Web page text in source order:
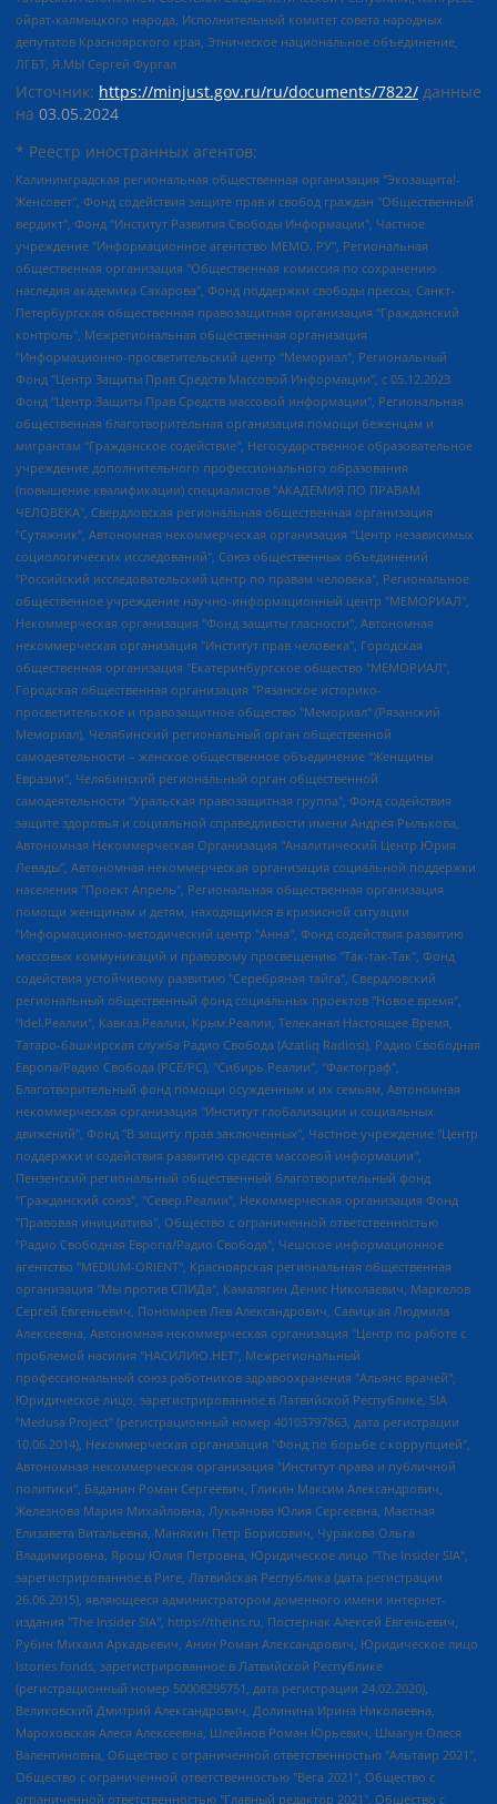
ойрат-калмыцкого народа, Исполнительный комитет совета народных
депутатов Красноярского края, Этническое национальное объединение,
ЛГБТ, Я.МЫ Сергей Фургал
Источник: https://minjust.gov.ru/ru/documents/7822/ данные
на 03.05.2024
* Реестр иностранных агентов:
Калининградская региональная общественная организация "Экозащита!-Женсовет", Фонд содействия защите прав и свобод граждан "Общественный вердикт", Фонд "Институт Развития Свободы Информации", Частное учреждение "Информационное агентство МЕМО. РУ", Региональная общественная организация "Общественная комиссия по сохранению наследия академика Сахарова", Фонд поддержки свободы прессы, Санкт-Петербургская общественная правозащитная организация "Гражданский контроль", Межрегиональная общественная организация "Информационно-просветительский центр "Мемориал", Региональный Фонд "Центр Защиты Прав Средств Массовой Информации", с 05.12.2023 Фонд "Центр Защиты Прав Средств массовой информации", Региональная общественная благотворительная организация помощи беженцам и мигрантам "Гражданское содействие", Негосударственное образовательное учреждение дополнительного профессионального образования (повышение квалификации) специалистов "АКАДЕМИЯ ПО ПРАВАМ ЧЕЛОВЕКА", Свердловская региональная общественная организация "Сутяжник", Автономная некоммерческая организация "Центр независимых социологических исследований", Союз общественных объединений "Российский исследовательский центр по правам человека", Региональное общественное учреждение научно-информационный центр "МЕМОРИАЛ", Некоммерческая организация "Фонд защиты гласности", Автономная некоммерческая организация "Институт прав человека", Городская общественная организация "Екатеринбургское общество "МЕМОРИАЛ", Городская общественная организация "Рязанское историко-просветительское и правозащитное общество "Мемориал" (Рязанский Мемориал), Челябинский региональный орган общественной самодеятельности – женское общественное объединение "Женщины Евразии", Челябинский региональный орган общественной самодеятельности "Уральская правозащитная группа", Фонд содействия защите здоровья и социальной справедливости имени Андрея Рылькова, Автономная Некоммерческая Организация "Аналитический Центр Юрия Левады", Автономная некоммерческая организация социальной поддержки населения "Проект Апрель", Региональная общественная организация помощи женщинам и детям, находящимся в кризисной ситуации "Информационно-методический центр "Анна", Фонд содействия развитию массовых коммуникаций и правовому просвещению "Так-так-Так", Фонд содействия устойчивому развитию "Серебряная тайга", Свердловский региональный общественный фонд социальных проектов "Новое время", "Idel.Реалии", Кавказ.Реалии, Крым.Реалии, Телеканал Настоящее Время, Татаро-башкирская служба Радио Свобода (Azatliq Radiosi), Радио Свободная Европа/Радио Свобода (PCE/PC), "Сибирь.Реалии", "Фактограф", Благотворительный фонд помощи осужденным и их семьям, Автономная некоммерческая организация "Институт глобализации и социальных движений", Фонд "В защиту прав заключенных", Частное учреждение "Центр поддержки и содействия развитию средств массовой информации", Пензенский региональный общественный благотворительный фонд "Гражданский союз", "Север.Реалии", Некоммерческая организация Фонд "Правовая инициатива", Общество с ограниченной ответственностью "Радио Свободная Европа/Радио Свобода", Чешское информационное агентство "MEDIUM-ORIENT", Красноярская региональная общественная организация "Мы против СПИДа", Камалягин Денис Николаевич, Маркелов Сергей Евгеньевич, Пономарев Лев Александрович, Савицкая Людмила Алексеевна, Автономная некоммерческая организация "Центр по работе с проблемой насилия "НАСИЛИЮ.НЕТ", Межрегиональный профессиональный союз работников здравоохранения "Альянс врачей", Юридическое лицо, зарегистрированное в Латвийской Республике, SIA "Medusa Project" (регистрационный номер 40103797863, дата регистрации 10.06.2014), Некоммерческая организация "Фонд по борьбе с коррупцией", Автономная некоммерческая организация "Институт права и публичной политики", Баданин Роман Сергеевич, Гликин Максим Александрович, Железнова Мария Михайловна, Лукьянова Юлия Сергеевна, Маетная Елизавета Витальевна, Маняхин Петр Борисович, Чуракова Ольга Владимировна, Ярош Юлия Петровна, Юридическое лицо "The Insider SIA", зарегистрированное в Риге, Латвийская Республика (дата регистрации 26.06.2015), являющееся администратором доменного имени интернет-издания "The Insider SIA", https://theins.ru, Постернак Алексей Евгеньевич, Рубин Михаил Аркадьевич, Анин Роман Александрович, Юридическое лицо Istories fonds, зарегистрированное в Латвийской Республике (регистрационный номер 50008295751, дата регистрации 24.02.2020), Великовский Дмитрий Александрович, Долинина Ирина Николаевна, Мароховская Алеся Алексеевна, Шлейнов Роман Юрьевич, Шмагун Олеся Валентиновна, Общество с ограниченной ответственностью "Альтаир 2021", Общество с ограниченной ответственностью "Вега 2021", Общество с ограниченной ответственностью "Главный редактор 2021", Общество с ограниченной ответственностью "Ромашки монолит", Важенков Артем Валерьевич, Ивановская областная общественная организация "Центр гендерных исследований", Гурман Юрий Альбертович, Медиапроект "ОВД-Инфо", Егоров Владимир Владимирович, Жилинский Владимир Александрович, Общество с ограниченной ответственностью "ЗП", Иванова София Юрьевна, Карезина Инна Павловна, Кильтау Екатерина Викторовна, Петров Алексей Викторович, Пискунов Сергей Евгеньевич, Смирнов Сергей Сергеевич, Тихонов Михаил Сергеевич, Общество с ограниченной ответственностью "ЖУРНАЛИСТ-ИНОСТРАННЫЙ АГЕНТ", Арапова Галина Юрьевна, Вольтская Татьяна Анатольевна, Американская компания "Mason G.E.S. Anonymous Foundation" (США), являющаяся владельцем интернет-издания https://mnews.world/, Компания "Stichting Bellingcat", зарегистрированная в Нидерландах (дата регистрации 11.07.2018), Захаров Андрей Вячеславович, Клепиковская Екатерина Дмитриевна, Общество с ограниченной ответственностью "МЕМО", Перл Роман Александрович, Симонов Евгений Алексеевич, Соловьева Елена Анатольевна, Сотников Даниил Владимирович, Сурначева Елизавета Дмитриевна, Автономная некоммерческая организация по защите прав человека и информированию населения "Якутия – Наше Мнение", Общество с ограниченной ответственностью "Москоу диджитал медиа", с 26.01.2023 Общество с ограниченной ответственностью "Чайка Белые сады", Ветошкина Валерия Валерьевна, Заговора Максим Александрович, Межрегиональное общественное движение "Российская ЛГБТ - сеть", Оленичев Максим Владимирович, Павлов Иван Юрьевич, Скворцова Елена Сергеевна, Общество с ограниченной ответственностью "Как бы инагент", Кочетков Игорь Викторович, Общество с ограниченной ответственностью "Честные выборы", Еланчик Олег Александрович, Общество с ограниченной ответственностью "Нобелевский призыв", Гималова Регина Эмилевна, Григорьев Андрей Валерьевич, Григорьева Алина Александровна, Ассоциация по содействию защите прав призывников, альтернативнослужащих и военнослужащих "Правозащитная группа "Гражданин.Армия.Право", Хисамова Регина Фаритовна, Автономная некоммерческая организация по реализации социально-правовых программ "Лилит", Дальневосточное общественное движение "Маяк", Санкт-Петербургская ЛГБТ-инициативная группа "Выход", Инициативная группа ЛГБТ+ "Реверс", Алексеев Андрей Викторович, Бекбулатова Таисия Львовна, Беляев Иван Михайлович, Владыкина Елена Сергеевна, Гельман Марат Александрович, Никульшина Вероника Юрьевна, Толоконникова Надежда Андреевна, Шендерович Виктор Анатольевич, Общество с ограниченной ответственностью "Данное сообщение", Общество с ограниченной ответственностью Издательский дом "Новая глава", Айнбиндер Александра Александровна, Московский комьюнити-центр для ЛГБТ+инициатив, Благотворительный фонд развития филантропии, Deutsche Welle (Германия, Kurt-Schumacher-Strasse 3, 53113 Bonn), Борзунова Мария Михайловна, Воробьев Виктор Викторович, Голубева Анна Львовна, Константинова Алла Михайловна, Малкова Ирина Владимировна, Мурадов Мурад Абдулгалимович, Осетинская Елизавета Николаевна, Понасенков Евгений Николаевич, Ганапольский Матвей Юрьевич, Киселев Евгений Алексеевич, Борухович Ирина Григорьевна, Дремин Иван Тимофеевич, Дубровский Дмитрий Викторович, Красноярская региональная общественная организация поддержки и развития альтернативных образовательных технологий и межкультурных коммуникаций "ИНТЕРРА", Маяковская Екатерина Алексеевна, Фейгин Марк Захарович, Филимонов Андрей Викторович, Дзугкоева Регина Николаевна, Доброхотов Роман Александрович, Дудь Юрий Александрович, Елкин Сергей Владимирович, Кругликов Кирилл Игоревич, Сабунаева Мария Леонидовна, Семенов Алексей Владимирович, Шаинян Карен Багратович, Шульман Екатерина Михайловна, Асафьев Артур Валерьевич, Вахштайн Виктор Семенович, Венедиктов Алексей Алексеевич, Лушникова Екатерина Евгеньевна, Волков Леонид Михайлович, Невзоров Александр Глебович, Пархоменко Сергей Борисович, Сироткин Ярослав Николаевич, Кара-Мурза Владимир Владимирович, Баранова Наталья Владимировна, Гозман Леонид Яковлевич, Кагарлицкий Борис Юльевич, Климарев Михаил Валерьевич, Милов Владимир Станиславович, Автономная некоммерческая организация Краснодарский центр современного искусства "Типография", Моргенштерн Алишер Тагирович, Соболь Любовь Эдуардовна, Общество с ограниченной ответственностью "ЛИЗА НОРМ", Каспаров Гарри Кимович, Ходорковский Михаил Борисович, Общество с ограниченной ответственностью "Апрельские тезисы", Данилович Ирина Брониславовна, Кашин Олег Владимирович, Петров Николай Владимирович, Пивоваров Алексей Владимирович, Соколов Михаил Владимирович, Цветкова Юлия Владимировна, Чичваркин Евгений Александрович, Комитет против пыток/Команда против пыток, Общество с ограниченной ответственностью "Первый научный", Общество с ограниченной ответственностью "Вертолет и ко", Белоцерковская Вероника Борисовна, Кац Максим Евгеньевич, Лазарева Татьяна Юрьевна, Шаведдинов Руслан Табризович, Яшин Илья Валерьевич, Общество с ограниченной ответственностью "Иноагент ААВ", Алешковский Дмитрий Петрович, Альбац Евгения Марковна, Быков Дмитрий Львович, Галямина Юлия Евгеньевна, Лойко Сергей Леонидович, Мартынов Кирилл Константинович, Медведев Сергей Александрович, Крашенинников Федор Геннадиевич, Гордеева Катерина Вл